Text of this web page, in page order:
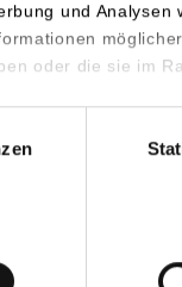
und Analysen
oder die sie im
Nadine